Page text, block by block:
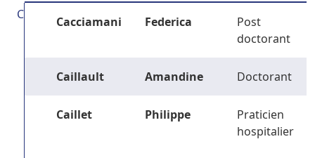
C Cacciamani Federica
Post
doctorant
Caillault Amandine Doctorant
Caillet Philippe
Praticien
hospitalier